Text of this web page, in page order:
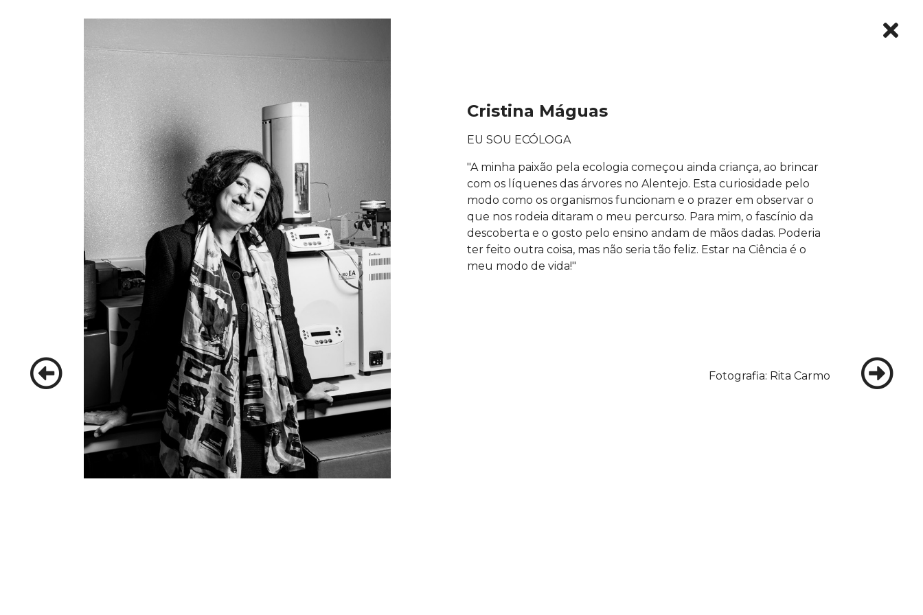
Cristina Máguas
EU SOU ECÓLOGA
"A minha paixão pela ecologia começou ainda criança, ao brincar
com os líquenes das árvores no Alentejo. Esta curiosidade pelo
modo como os organismos funcionam e o prazer em observar o
que nos rodeia ditaram o meu percurso. Para mim, o fascínio da
descoberta e o gosto pelo ensino andam de mãos dadas. Poderia
ter feito outra coisa, mas não seria tão feliz. Estar na Ciência é o
meu modo de vida!"
Fotografia: Rita Carmo